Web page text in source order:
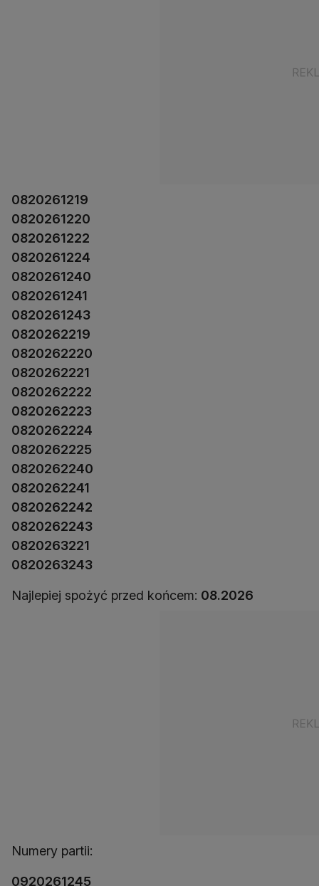
0820261219
0820261220
0820261222
0820261224
0820261240
0820261241
0820261243
0820262219
0820262220
0820262221
0820262222
0820262223
0820262224
0820262225
0820262240
0820262241
0820262242
0820262243
0820263221
0820263243
Najlepiej spożyć przed końcem: 08.2026
Numery partii:
0920261245